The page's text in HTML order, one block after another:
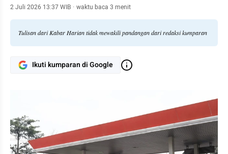
2 Juli 2026 13:37 WIB · waktu baca 3 menit
Tulisan dari Kabar Harian tidak mewakili pandangan dari redaksi kumparan
Ikuti kumparan di Google